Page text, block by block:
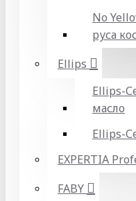
No
руса
Ellips
Ellips-
масло
Ellips-
EXPERTIA
FABY